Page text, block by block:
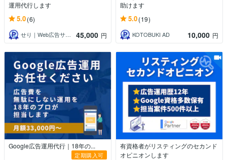
運用代行します
5.0(6)
せり｜Web広告サポート・運用相談 45,000 円
助けます
5.0(19)
KOTOBUKI AD 10,000 円
Google広告運用代行｜18年の...
定期購入可
有資格者がリスティングのセカンド
オピニオンします